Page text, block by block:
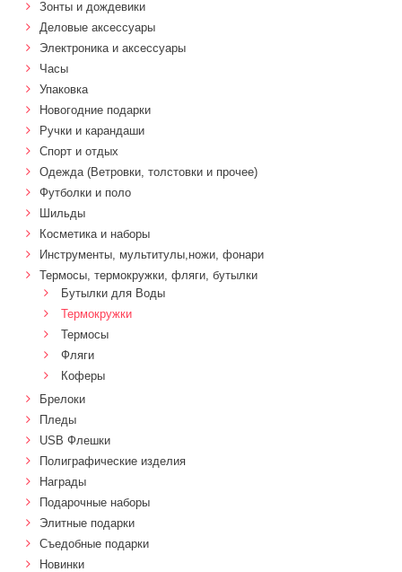
Зонты и дождевики
Деловые аксессуары
Электроника и аксессуары
Часы
Упаковка
Новогодние подарки
Ручки и карандаши
Спорт и отдых
Одежда (Ветровки, толстовки и прочее)
Футболки и поло
Шильды
Косметика и наборы
Инструменты, мультитулы,ножи, фонари
Термосы, термокружки, фляги, бутылки
Бутылки для Воды
Термокружки
Термосы
Фляги
Коферы
Брелоки
Пледы
USB Флешки
Полиграфические изделия
Награды
Подарочные наборы
Элитные подарки
Cъедобные подарки
Новинки